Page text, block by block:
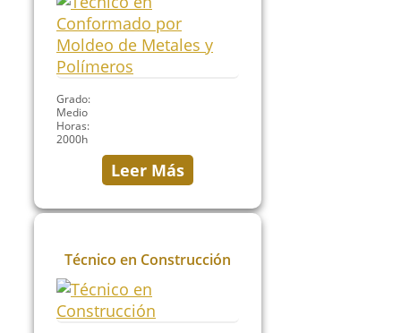
Grado:
Medio
Horas:
2000h
Leer Más
Técnico en Construcción